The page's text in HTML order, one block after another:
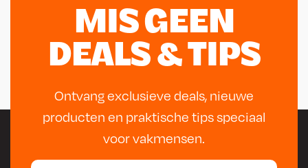
MIS GEEN
DEALS & TIPS
Ontvang exclusieve deals, nieuwe
producten en praktische tips speciaal
voor vakmensen.